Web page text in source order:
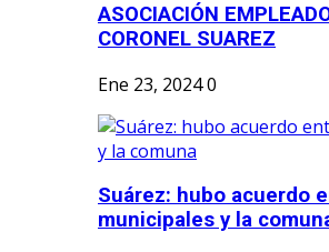
ASOCIACIÓN
CORONEL SUAREZ
Ene 23, 20240
Suárez: hubo acuerdo
municipales y la